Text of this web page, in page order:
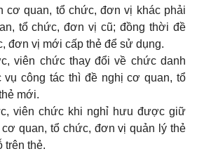
cơ quan, tổ chức, đơn vị khác phải
tổ chức, đơn vị cũ; đồng thời đề
đơn vị mới cấp thẻ để sử dụng.
viên chức thay đổi về chức danh
vụ công tác thì đề nghị cơ quan, tổ
mới.
viên chức khi nghỉ hưu được giữ
quan, tổ chức, đơn vị quản lý thẻ
trên thẻ.